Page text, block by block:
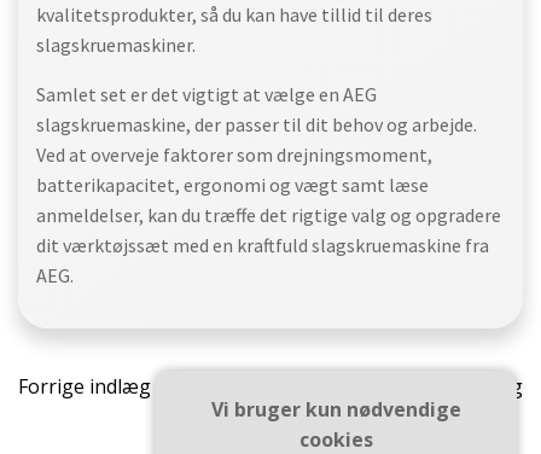
kvalitetsprodukter, så du kan have tillid til deres
slagskruemaskiner.
Samlet set er det vigtigt at vælge en AEG
slagskruemaskine, der passer til dit behov og arbejde.
Ved at overveje faktorer som drejningsmoment,
batterikapacitet, ergonomi og vægt samt læse
anmeldelser, kan du træffe det rigtige valg og opgradere
dit værktøjssæt med en kraftfuld slagskruemaskine fra
AEG.
Indlægsnavigation
Forrige indlæg Næste indlæg
Vi bruger kun nødvendige
cookies